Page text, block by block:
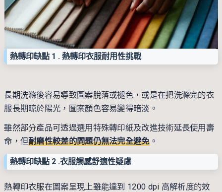
熱轉印缺點 1 . 熱轉印衣服耐用性挑戰
長期洗滌後容易導致圖案脫落或褪色，或是在把洗滌完的衣
服長期晾於陽光，圖案顏色容易變得暗淡。
雖然部分產品可透過選用特殊轉印紙及改進技術延長使用壽
命，但耐磨性較差的問題仍無法完全避免。
熱轉印缺點 2 .衣服觸感舒適性疑慮
熱轉印衣服在圖案呈現上雖能達到 1200 dpi 高解析度的效